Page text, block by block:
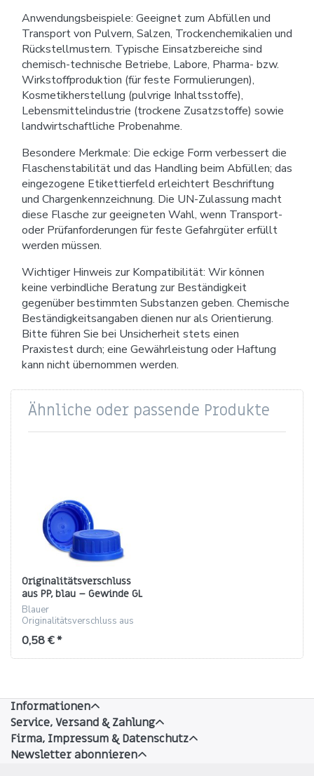
Anwendungsbeispiele: Geeignet zum Abfüllen und
Transport von Pulvern, Salzen, Trockenchemikalien und
Rückstellmustern. Typische Einsatzbereiche sind
chemisch-technische Betriebe, Labore, Pharma- bzw.
Wirkstoffproduktion (für feste Formulierungen),
Kosmetikherstellung (pulvrige Inhaltsstoffe),
Lebensmittelindustrie (trockene Zusatzstoffe) sowie
landwirtschaftliche Probenahme.
Besondere Merkmale: Die eckige Form verbessert die
Flaschenstabilität und das Handling beim Abfüllen; das
eingezogene Etikettierfeld erleichtert Beschriftung
und Chargenkennzeichnung. Die UN-Zulassung macht
diese Flasche zur geeigneten Wahl, wenn Transport-
oder Prüfanforderungen für feste Gefahrgüter erfüllt
werden müssen.
Wichtiger Hinweis zur Kompatibilität: Wir können
keine verbindliche Beratung zur Beständigkeit
gegenüber bestimmten Substanzen geben. Chemische
Beständigkeitsangaben dienen nur als Orientierung.
Bitte führen Sie bei Unsicherheit stets einen
Praxistest durch; eine Gewährleistung oder Haftung
kann nicht übernommen werden.
Ähnliche oder passende Produkte
Originalitätsverschluss
aus PP, blau – Gewinde GL
54 W
Blauer
Originalitätsverschluss aus
54 W, 26 mm, 14,5 g
0,58 € *
Informationen
Service, Versand & Zahlung
Firma, Impressum & Datenschutz
Newsletter abonnieren